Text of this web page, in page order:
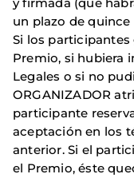
un plazo de quince
Si los
Premio, si hubiera
Legales o si no
ORGANIZADOR
participante
aceptación en los
anterior. Si el
el Premio, éste